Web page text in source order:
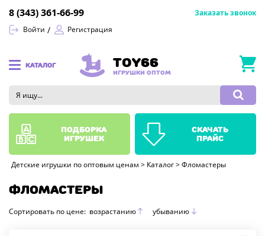
Войти Регистрация
8 (343) 361-66-99 Заказать звонок
КАТАЛОГ TOY66
ИГРУШКИ ОПТОМ
Детские игрушки по оптовым ценам > Каталог > Фломастеры
ФЛОМАСТЕРЫ
Сортировать по цене: возрастанию убыванию
подборка
игрушек
скачать
прайс